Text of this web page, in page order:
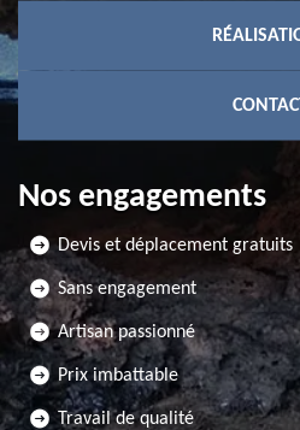
Nos engagements
Devis et déplacement gratuits
Sans engagement
Artisan passionné
Prix imbattable
Travail de qualité